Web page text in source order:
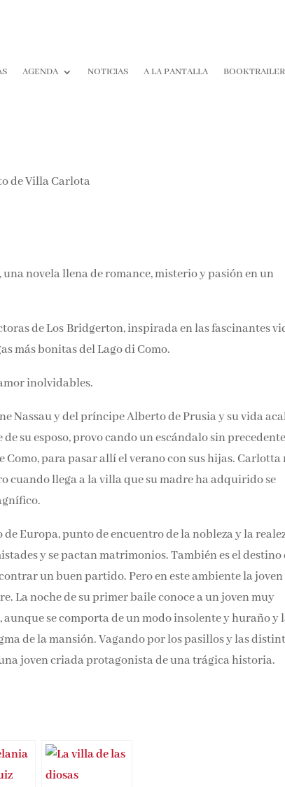
AGENDA NOTICIAS A LA PANTALLA BOOKTRAILER
una novela llena de romance, misterio y pasión en un
de Los Bridgerton, inspirada en las fascinantes
más bonitas del Lago di Como.
inolvidables.
Nassau y del príncipe Alberto de Prusia y su vida
su esposo, provo cando un escándalo sin
Como, para pasar allí el verano con sus hijas. Carlotta
cuando llega a la villa que su madre ha adquirido se
de Europa, punto de encuentro de la nobleza y la
y se pactan matrimonios. También es el destino
un buen partido. Pero en este ambiente la joven
La noche de su primer baile conoce a un joven muy
se comporta de un modo insolente y huraño y
de la mansión. Vagando por los pasillos y las
joven criada protagonista de una trágica historia.
Nombre*
Email*